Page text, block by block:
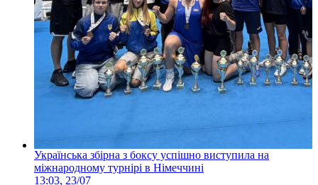
Українська збірна з боксу успішно виступила на
міжнародному турнірі в Німеччині
13:03, 23/07